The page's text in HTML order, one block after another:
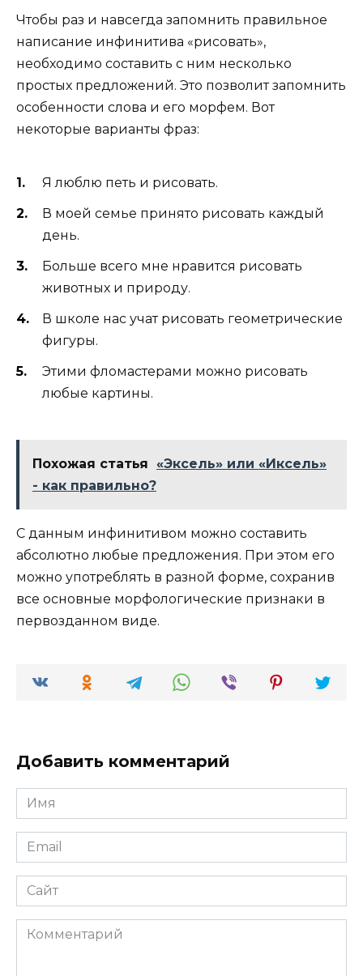
Чтобы раз и навсегда запомнить правильное
написание инфинитива «рисовать»,
необходимо составить с ним несколько
простых предложений. Это позволит запомнить
особенности слова и его морфем. Вот
некоторые варианты фраз:
Я люблю петь и рисовать.
В моей семье принято рисовать каждый
день.
Больше всего мне нравится рисовать
животных и природу.
В школе нас учат рисовать геометрические
фигуры.
Этими фломастерами можно рисовать
любые картины.
Похожая статья
«Эксель» или «Иксель»
- как правильно?
С данным инфинитивом можно составить
абсолютно любые предложения. При этом его
можно употреблять в разной форме, сохранив
все основные морфологические признаки в
первозданном виде.
Добавить комментарий
Имя
*
Email
*
Сайт
Комментарий